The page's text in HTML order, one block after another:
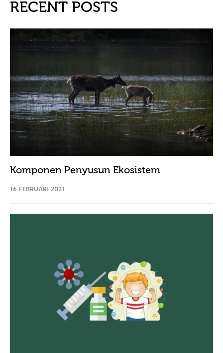
RECENT POSTS
Komponen Penyusun Ekosistem
16 FEBRUARI 2021